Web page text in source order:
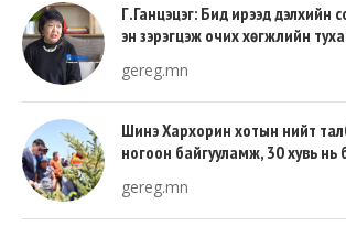
Г.Ганцэцэг: Бид ирээд дэлхийн
эн зэрэгцэж очих хөгжлийн
gereg.mn
Шинэ Хархорин хотын нийт
ногоон байгууламж, 30 хувь нь
gereg.mn